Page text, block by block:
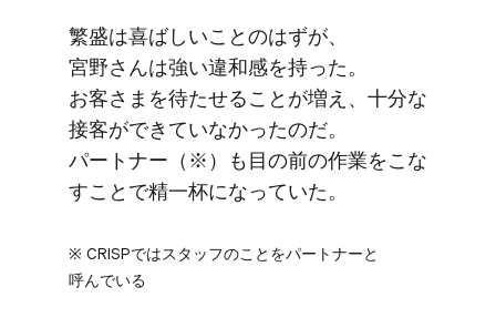
繁盛は​喜ばしい​ことのは​ずが、​
宮野さんは​強い​違和感を​持った。​
お客さまを​待たせる​ことが​増え、​十分な​
接客が​できていなかったのだ。​
パートナー​（※）も​目の前の​作業を​こな​
す​ことで​精一杯に​なっていた。
※ CRISPでは​スタッフの​ことを​パートナーと​
呼んでいる